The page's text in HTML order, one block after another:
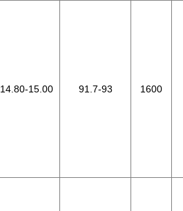
14.80-15.00 91.7-93 1600